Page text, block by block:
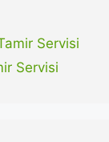
Servisi
Servisi